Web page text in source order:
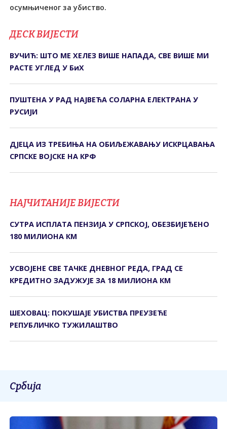
осумњиченог за убиство.
ДЕСК ВИЈЕСТИ
ВУЧИЋ: ШТО МЕ ХЕЛЕЗ ВИШЕ НАПАДА, СВЕ ВИШЕ МИ
РАСТЕ УГЛЕД У БиХ
ПУШТЕНА У РАД НАЈВЕЋА СОЛАРНА ЕЛЕКТРАНА У
РУСИЈИ
ДЈЕЦА ИЗ ТРЕБИЊА НА ОБИЉЕЖАВАЊУ ИСКРЦАВАЊА
СРПСКЕ ВОЈСКЕ НА КРФ
НАЈЧИТАНИЈЕ ВИЈЕСТИ
СУТРА ИСПЛАТА ПЕНЗИЈА У СРПСКОЈ, ОБЕЗБИЈЕЂЕНО
180 МИЛИОНА КМ
УСВОЈЕНЕ СВЕ ТАЧКЕ ДНЕВНОГ РЕДА, ГРАД СЕ
КРЕДИТНО ЗАДУЖУЈЕ ЗА 18 МИЛИОНА КМ
ШЕХОВАЦ: ПОКУШАЈЕ УБИСТВА ПРЕУЗЕЋЕ
РЕПУБЛИЧКО ТУЖИЛАШТВО
Србија